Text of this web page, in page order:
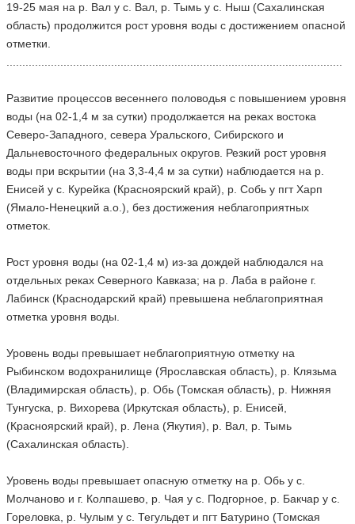
19-25 мая на р. Вал у с. Вал, р. Тымь у с. Ныш (Сахалинская
область) продолжится рост уровня воды с достижением опасной
отметки.
Развитие процессов весеннего половодья с повышением уровня
воды (на 02-1,4 м за сутки) продолжается на реках востока
Северо-Западного, севера Уральского, Сибирского и
Дальневосточного федеральных округов. Резкий рост уровня
воды при вскрытии (на 3,3-4,4 м за сутки) наблюдается на р.
Енисей у с. Курейка (Красноярский край), р. Собь у пгт Харп
(Ямало-Ненецкий а.о.), без достижения неблагоприятных
отметок.
Рост уровня воды (на 02-1,4 м) из-за дождей наблюдался на
отдельных реках Северного Кавказа; на р. Лаба в районе г.
Лабинск (Краснодарский край) превышена неблагоприятная
отметка уровня воды.
Уровень воды превышает неблагоприятную отметку на
Рыбинском водохранилище (Ярославская область), р. Клязьма
(Владимирская область), р. Обь (Томская область), р. Нижняя
Тунгуска, р. Вихорева (Иркутская область), р. Енисей,
(Красноярский край), р. Лена (Якутия), р. Вал, р. Тымь
(Сахалинская область).
Уровень воды превышает опасную отметку на р. Обь у с.
Молчаново и г. Колпашево, р. Чая у с. Подгорное, р. Бакчар у с.
Гореловка, р. Чулым у с. Тегульдет и пгт Батурино (Томская